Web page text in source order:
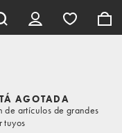
AGOTADA
de artículos de grandes
tuyos